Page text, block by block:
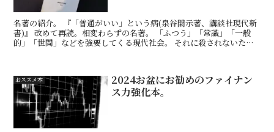
名著の紹介。 『「普通がいい」という病(泉谷閑示著、講談社現代新
書)』 改めて再読。相変わらずの名著。 「ふつう」「常識」「一般
的」「世間」などを強要してくる現代社会。 それに殺されないため
おススメ本
2024お盆にお勧めのファイナン
ス力強化本。